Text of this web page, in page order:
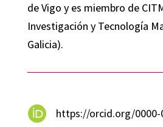
de Vigo y es miembro de
Investigación y Tecnología
Galicia).
https://orcid.org/0000-